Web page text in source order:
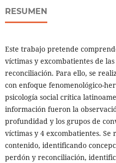
RESUMEN
Este trabajo pretende
víctimas y excombatientes de
reconciliación. Para ello, se
con enfoque fenomenológico-
psicología social crítica
información fueron la
profundidad y los grupos de
víctimas y 4 excombatientes.
contenido, identificando
perdón y reconciliación,